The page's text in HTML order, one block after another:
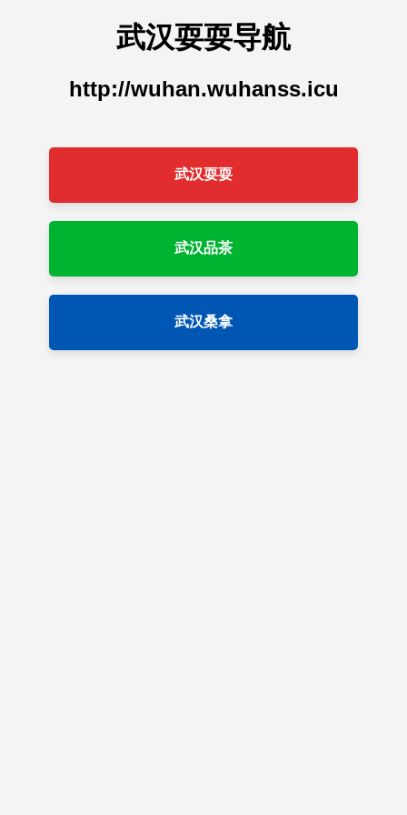
武汉耍耍导航
http://wuhan.wuhanss.icu
武汉耍耍
武汉品茶
武汉桑拿